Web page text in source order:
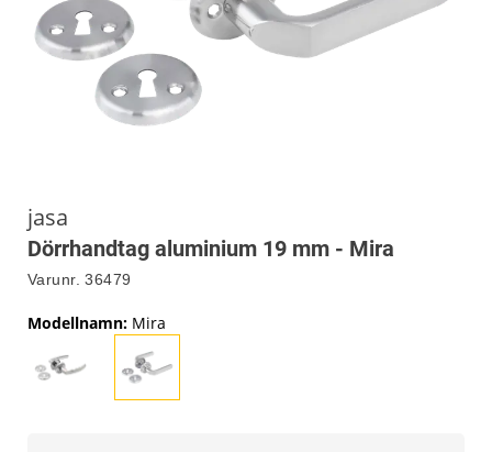
jasa
Dörrhandtag aluminium 19 mm - Mira
Varunr. 36479
Modellnamn: Mira